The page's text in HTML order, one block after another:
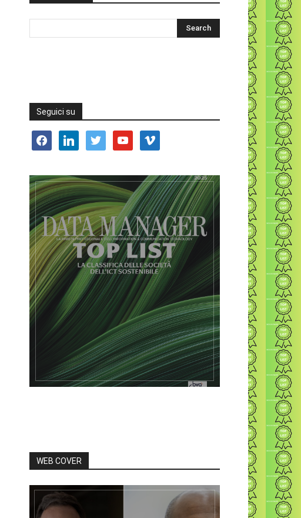
Seguici su
facebooklinkedin twitter youtube vimeo
WEB COVER